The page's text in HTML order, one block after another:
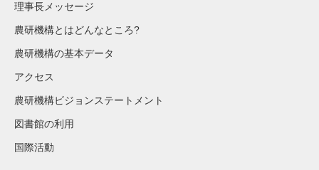
理事長メッセージ
農研機構とはどんなところ?
農研機構の基本データ
アクセス
農研機構ビジョンステートメント
図書館の利用
国際活動